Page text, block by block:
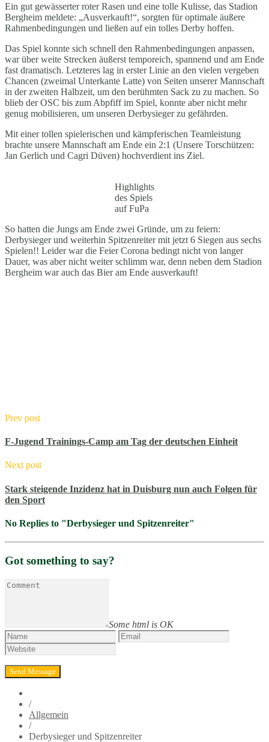
Ein gut gewässerter roter Rasen und eine tolle Kulisse, das Stadion
Bergheim meldete: „Ausverkauft!“, sorgten für optimale äußere
Rahmenbedingungen und ließen auf ein tolles Derby hoffen.
Das Spiel konnte sich schnell den Rahmenbedingungen anpassen,
war über weite Strecken äußerst temporeich, spannend und am Ende
fast dramatisch. Letzteres lag in erster Linie an den vielen vergeben
Chancen (zweimal Unterkante Latte) von Seiten unserer Mannschaft
in der zweiten Halbzeit, um den berühmten Sack zu zu machen. So
blieb der OSC bis zum Abpfiff im Spiel, konnte aber nicht mehr
genug mobilisieren, um unseren Derbysieger zu gefährden.
Mit einer tollen spielerischen und kämpferischen Teamleistung
brachte unsere Mannschaft am Ende ein 2:1 (Unsere Torschützen:
Jan Gerlich und Cagri Düven) hochverdient ins Ziel.
Highlights
des Spiels
auf FuPa
So hatten die Jungs am Ende zwei Gründe, um zu feiern:
Derbysieger und weiterhin Spitzenreiter mit jetzt 6 Siegen aus sechs
Spielen!! Leider war die Feier Corona bedingt nicht von langer
Dauer, was aber nicht weiter schlimm war, denn neben dem Stadion
Bergheim war auch das Bier am Ende ausverkauft!
Prev post
F-Jugend Trainings-Camp am Tag der deutschen Einheit
Next post
Stark steigende Inzidenz hat in Duisburg nun auch Folgen für
den Sport
No Replies to "Derbysieger und Spitzenreiter"
Got something to say?
Some html is OK
/
Allgemein
/
Derbysieger und Spitzenreiter